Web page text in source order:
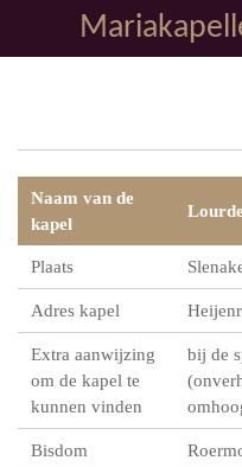
direct
Naam van de
kapel
Plaats
Adres kapel
Extra aanwijzing
om de kapel te
kunnen vinden
bij de
Bisdom